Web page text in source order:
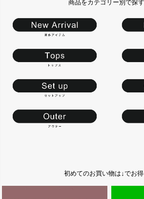
商品をカテゴリー別で探
初めてのお買い物は↓でお